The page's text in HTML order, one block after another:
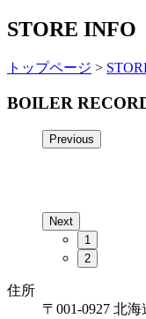
STORE INFO
トップページ >
BOILER
Previous
Next
1
2
住所
〒001-0927 北